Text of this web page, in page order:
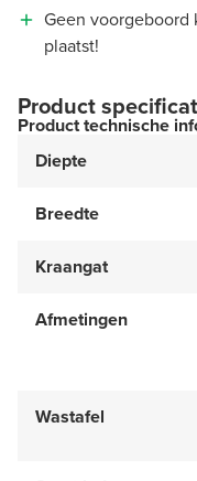
Geen voorgeboord
plaatst!
Product
Product technische
Diepte
Breedte
Kraangat
Afmetingen
Wastafel